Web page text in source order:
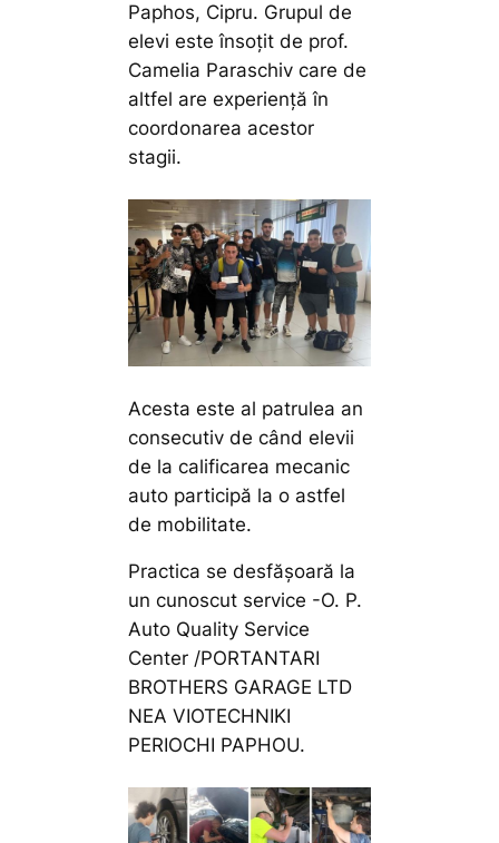
Paphos, Cipru. Grupul de
elevi este însoțit de prof.
Camelia Paraschiv care de
altfel are experiență în
coordonarea acestor
stagii.
Acesta este al patrulea an
consecutiv de când elevii
de la calificarea mecanic
auto participă la o astfel
de mobilitate.
Practica se desfășoară la
un cunoscut service -O. P.
Auto Quality Service
Center /PORTANTARI
BROTHERS GARAGE LTD
NEA VIOTECHNIKI
PERIOCHI PAPHOU.